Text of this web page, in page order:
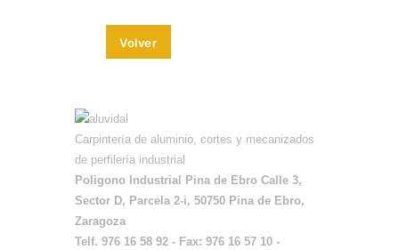
Volver
Carpintería de aluminio, cortes y mecanizados
de perfilería industrial
Poligono Industrial Pina de Ebro Calle 3,
Sector D, Parcela 2-i, 50750 Pina de Ebro,
Zaragoza
Telf. 976 16 58 92 - Fax: 976 16 57 10 -